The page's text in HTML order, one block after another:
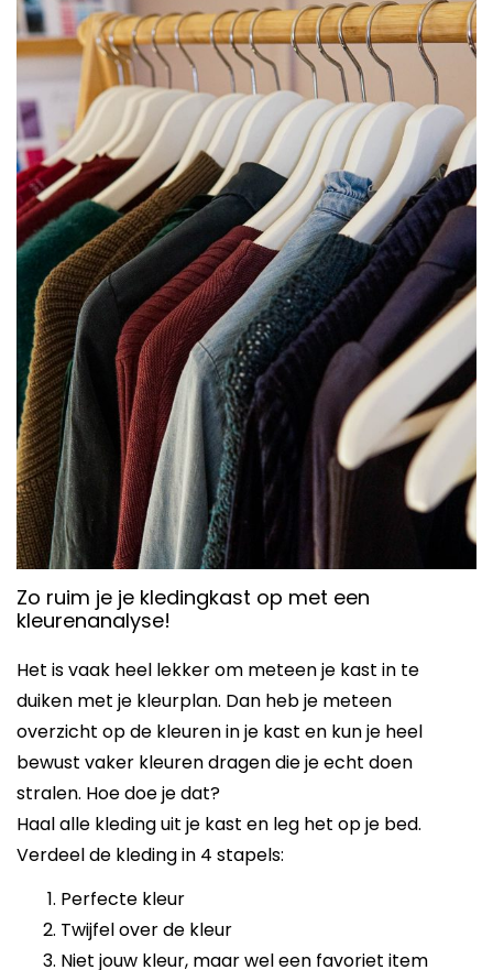
Zo ruim je je kledingkast op met een
kleurenanalyse!
Het is vaak heel lekker om meteen je kast in te
duiken met je kleurplan. Dan heb je meteen
overzicht op de kleuren in je kast en kun je heel
bewust vaker kleuren dragen die je echt doen
stralen. Hoe doe je dat?
Haal alle kleding uit je kast en leg het op je bed.
Verdeel de kleding in 4 stapels:
Perfecte kleur​
Twijfel over de kleur
Niet jouw kleur, maar wel een favoriet item